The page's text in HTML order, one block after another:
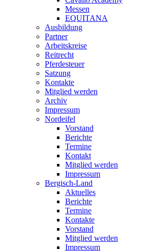
Messen
EQUITANA
Ausbildung
Partner
Arbeitskreise
Reitrecht
Pferdesteuer
Satzung
Kontakte
Mitglied werden
Archiv
Impressum
Nordeifel
Vorstand
Berichte
Termine
Kontakt
Mitglied werden
Impressum
Bergisch-Land
Aktuelles
Berichte
Termine
Kontakte
Vorstand
Mitglied werden
Impressum